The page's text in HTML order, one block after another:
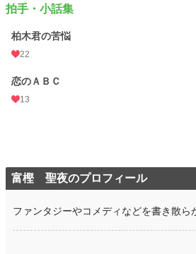
拍手・小話集
柏木君の苦悩
22
恋のＡＢＣ
13
富樫 聖夜のプロフィール
ファンタジーやコメディなどを書き散ら